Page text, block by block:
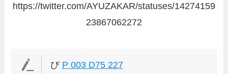
https://twitter.com/AYUZAKAR/statuses/14274159
23867062272
び P 003 D75 227